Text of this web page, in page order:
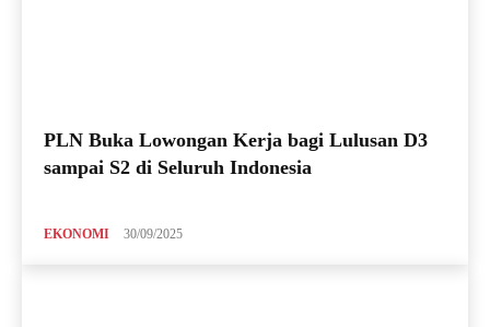
PLN Buka Lowongan Kerja bagi Lulusan D3
sampai S2 di Seluruh Indonesia
EKONOMI 30/09/2025